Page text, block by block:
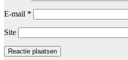
E-mail *
Site